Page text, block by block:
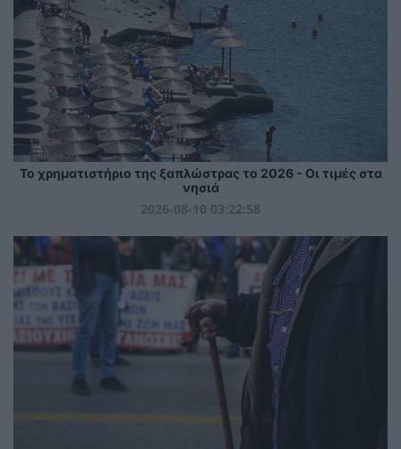
Το χρηματιστήριο της ξαπλώστρας το 2026 - Οι τιμές στα
νησιά
2026-08-10 03:22:58